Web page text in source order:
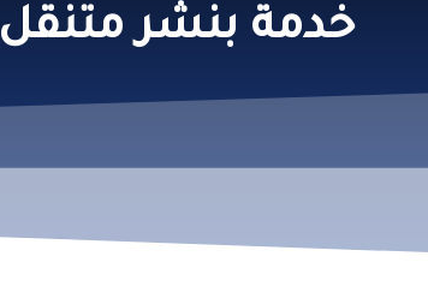
خدمة بنشر متنقل